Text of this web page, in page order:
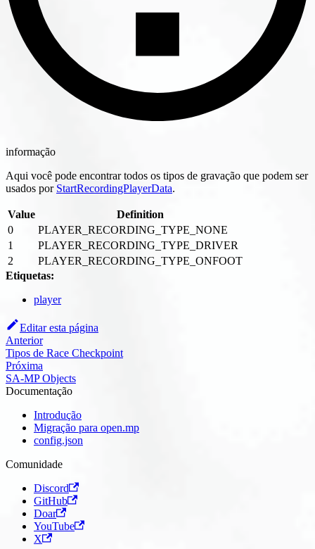
informação
Aqui você pode encontrar todos os tipos de gravação que podem ser
usados por StartRecordingPlayerData.
Value
Definition
0
PLAYER_RECORDING_TYPE_NONE
1
PLAYER_RECORDING_TYPE_DRIVER
2
PLAYER_RECORDING_TYPE_ONFOOT
Etiquetas:
player
Editar esta página
Anterior
Tipos de Race Checkpoint
Próxima
SA-MP Objects
Documentação
Introdução
Migração para open.mp
config.json
Comunidade
Discord
GitHub
Doar
YouTube
X